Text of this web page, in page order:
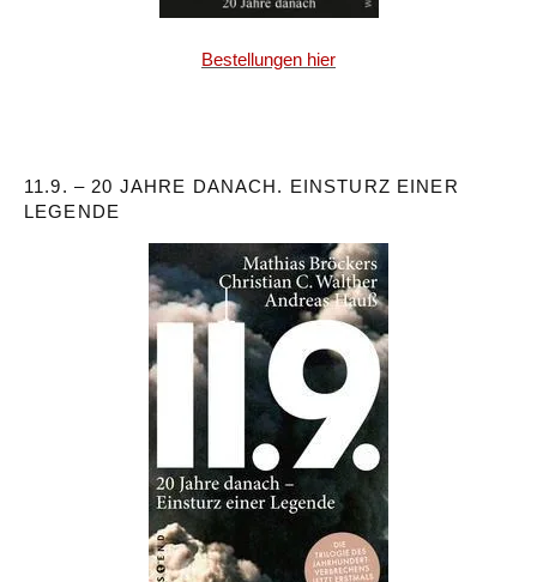
Bestellungen hier
11.9. – 20 JAHRE DANACH. EINSTURZ EINER
LEGENDE